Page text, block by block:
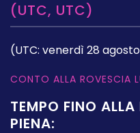
(UTC, UTC)
(UTC: venerdì 28
CONTO ALLA ROVESCIA
TEMPO FINO
PIENA: